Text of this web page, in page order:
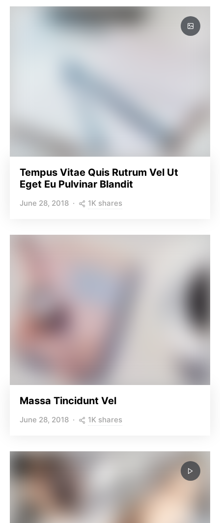
Tempus Vitae Quis Rutrum Vel Ut
Eget Eu Pulvinar Blandit
June 28, 2018 1K shares
Massa Tincidunt Vel
June 28, 2018 1K shares